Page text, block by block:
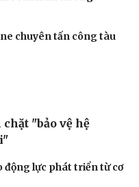
sinh về ma túy LSD
Độ) - nơi Đức Phật
tư lệnh chiến lược